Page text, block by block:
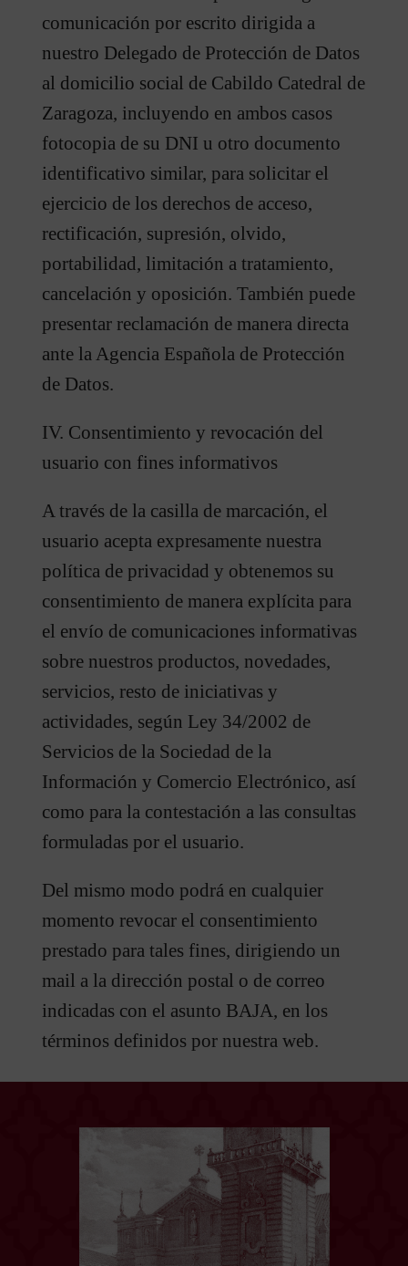
comunicación por escrito dirigida a
nuestro Delegado de Protección de Datos
al domicilio social de Cabildo Catedral de
Zaragoza, incluyendo en ambos casos
fotocopia de su DNI u otro documento
identificativo similar, para solicitar el
ejercicio de los derechos de acceso,
rectificación, supresión, olvido,
portabilidad, limitación a tratamiento,
cancelación y oposición. También puede
presentar reclamación de manera directa
ante la Agencia Española de Protección
de Datos.
IV. Consentimiento y revocación del
usuario con fines informativos
A través de la casilla de marcación, el
usuario acepta expresamente nuestra
política de privacidad y obtenemos su
consentimiento de manera explícita para
el envío de comunicaciones informativas
sobre nuestros productos, novedades,
servicios, resto de iniciativas y
actividades, según Ley 34/2002 de
Servicios de la Sociedad de la
Información y Comercio Electrónico, así
como para la contestación a las consultas
formuladas por el usuario.
Del mismo modo podrá en cualquier
momento revocar el consentimiento
prestado para tales fines, dirigiendo un
mail a la dirección postal o de correo
indicadas con el asunto BAJA, en los
términos definidos por nuestra web.